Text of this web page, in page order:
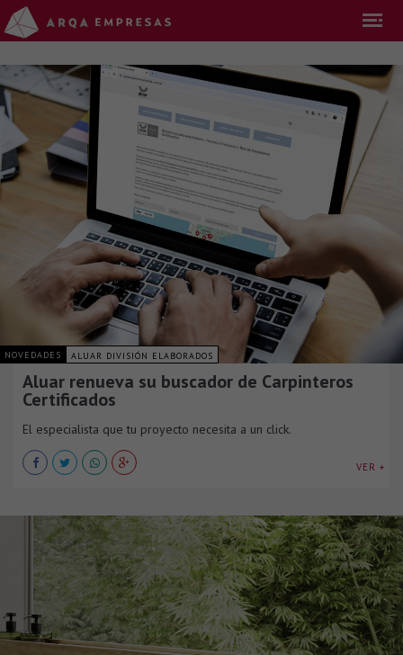
NOVEDADES ALUAR DIVISIÓN ELABORADOS
Aluar renueva su buscador de Carpinteros
Certificados
El especialista que tu proyecto necesita a un click.
VER +